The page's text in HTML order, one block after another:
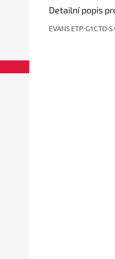
Detailní popis
EVANS ETP-